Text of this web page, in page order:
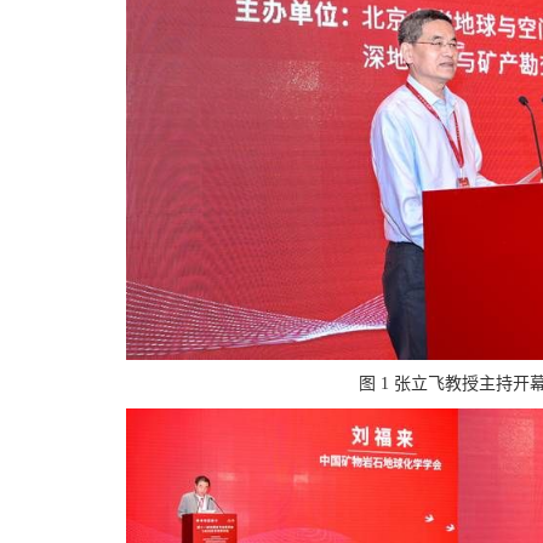
图 1 张立飞教授主持开